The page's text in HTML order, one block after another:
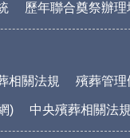
歷年聯合奠祭辦理
相關法規 殯葬管理
) 中央殯葬相關法